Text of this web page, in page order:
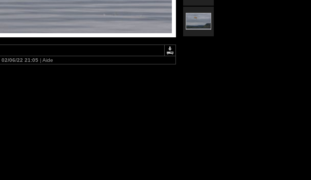
02/06/22 21:05| Aide